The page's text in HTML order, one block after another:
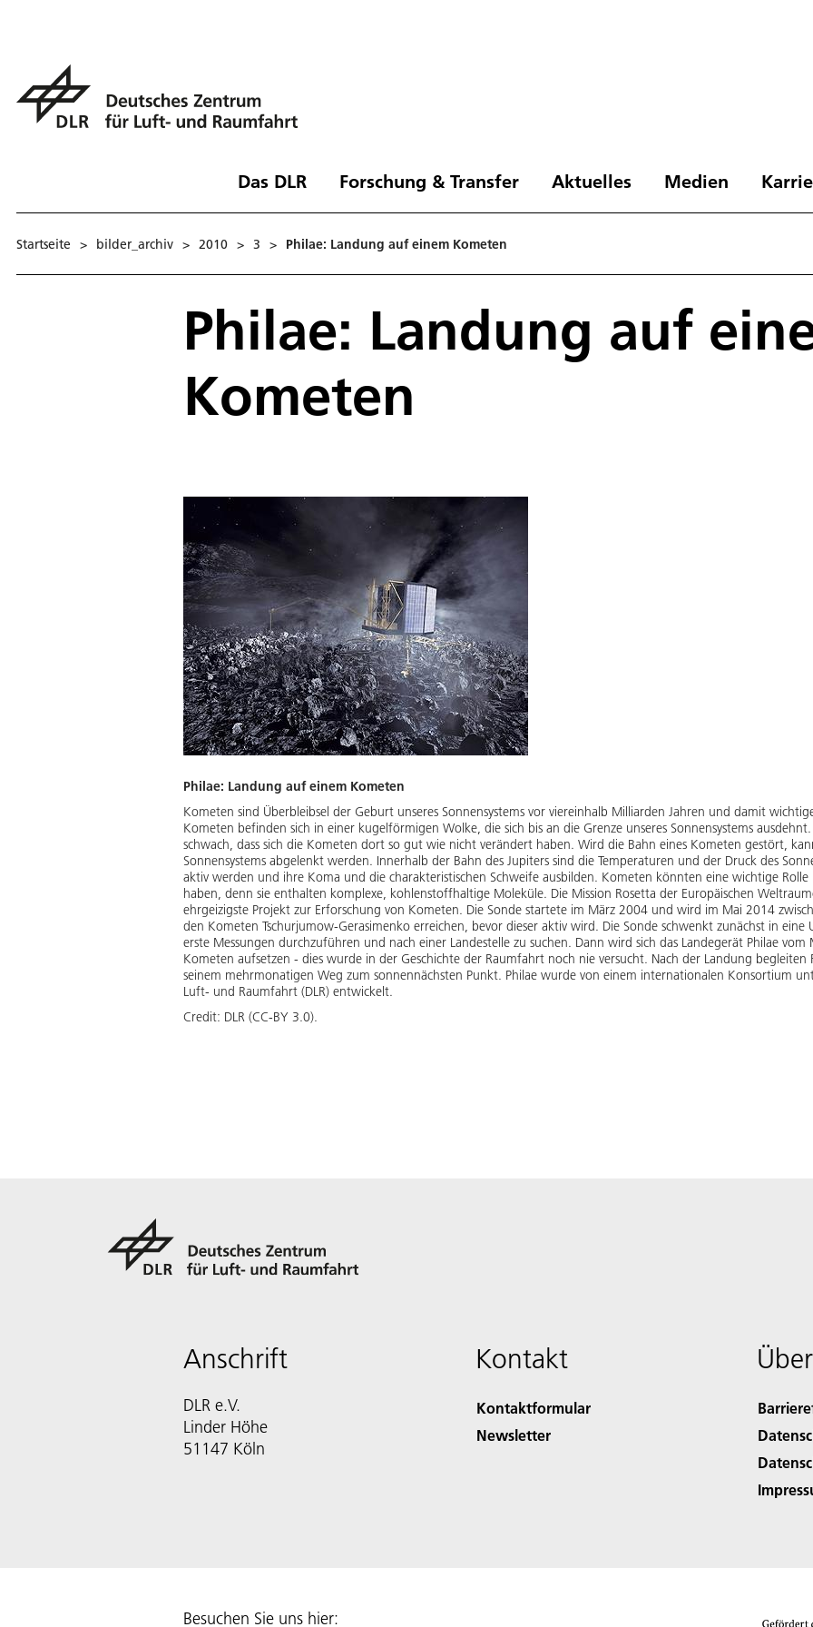
Das DLR Forschung & Transfer Aktuelles Medien
Startseite > bilder_archiv > 2010 > 3 > Philae: Landung auf einem Kometen
Philae: Landung auf
Kometen
Philae: Landung auf einem Kometen
Kometen sind Überbleibsel der Geburt unseres Sonnensystems vor viereinhalb Milliarden Jahren und damit
Kometen befinden sich in einer kugelförmigen Wolke, die sich bis an die Grenze unseres Sonnensystems
schwach, dass sich die Kometen dort so gut wie nicht verändert haben. Wird die Bahn eines Kometen gestört,
Sonnensystems abgelenkt werden. Innerhalb der Bahn des Jupiters sind die Temperaturen und der Druck des
aktiv werden und ihre Koma und die charakteristischen Schweife ausbilden. Kometen könnten eine wichtige
haben, denn sie enthalten komplexe, kohlenstoffhaltige Moleküle. Die Mission Rosetta der Europäischen
ehrgeizigste Projekt zur Erforschung von Kometen. Die Sonde startete im März 2004 und wird im Mai 2014
den Kometen Tschurjumow-Gerasimenko erreichen, bevor dieser aktiv wird. Die Sonde schwenkt zunächst in
erste Messungen durchzuführen und nach einer Landestelle zu suchen. Dann wird sich das Landegerät Philae
Kometen aufsetzen - dies wurde in der Geschichte der Raumfahrt noch nie versucht. Nach der Landung
seinem mehrmonatigen Weg zum sonnennächsten Punkt. Philae wurde von einem internationalen Konsortium
Luft- und Raumfahrt (DLR) entwickelt.
Credit: DLR (CC-BY 3.0).
Anschrift
DLR e.V.
Linder Höhe
51147 Köln
Kontakt
Kontaktformular
Newsletter
Besuchen Sie uns hier: